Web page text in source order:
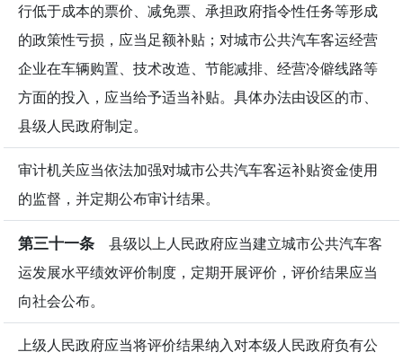
行低于成本的票价、减免票、承担政府指令性任务等形成
的政策性亏损，应当足额补贴；对城市公共汽车客运经营
企业在车辆购置、技术改造、节能减排、经营冷僻线路等
方面的投入，应当给予适当补贴。具体办法由设区的市、
县级人民政府制定。
审计机关应当依法加强对城市公共汽车客运补贴资金使用
的监督，并定期公布审计结果。
第三十一条 县级以上人民政府应当建立城市公共汽车客
运发展水平绩效评价制度，定期开展评价，评价结果应当
向社会公布。
上级人民政府应当将评价结果纳入对本级人民政府负有公